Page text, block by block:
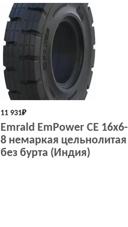
11 931₽
Emrald EmPower СЕ 16х6-
8 немаркая цельнолитая
без бурта (Индия)